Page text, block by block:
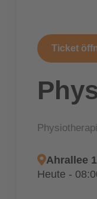
Ticket
Ahrallee
Heute -